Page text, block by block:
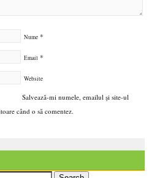
Nume *
Email *
Website
Salvează-mi numele, emailul și site-ul
când o să comentez.